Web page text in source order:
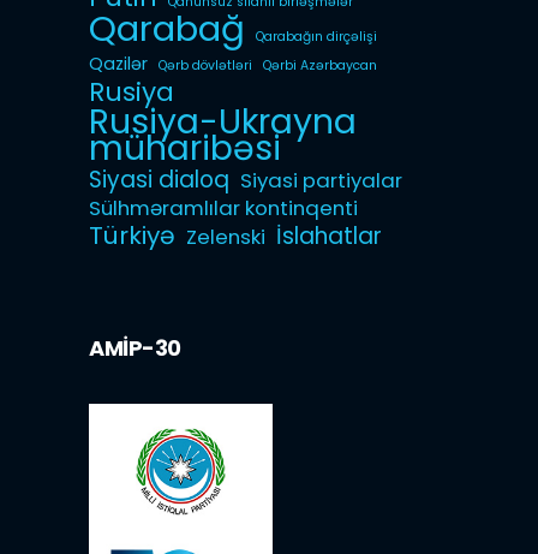
Qarabağ Qarabağın dirçəlişi
Qazilər Qərb dövlətləri Qərbi Azərbaycan
Rusiya
Rusiya-Ukrayna
müharibəsi
Siyasi dialoq Siyasi partiyalar
Sülhməramlılar kontinqenti
Türkiyə Zelenski İslahatlar
AMİP-30